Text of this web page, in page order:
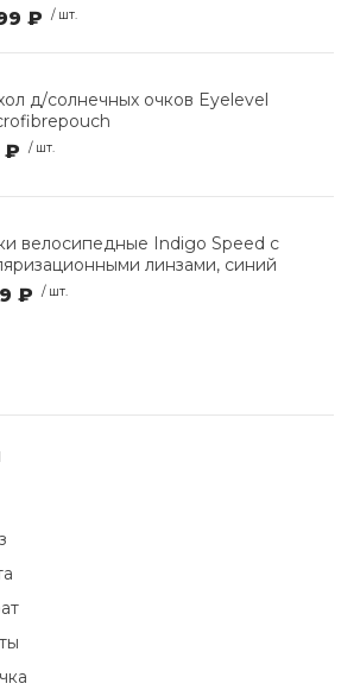
₽ / шт.
д/солнечных очков Eyelevel
₽ / шт.
велосипедные Indigo Speed с
линзами, синий
₽ / шт.